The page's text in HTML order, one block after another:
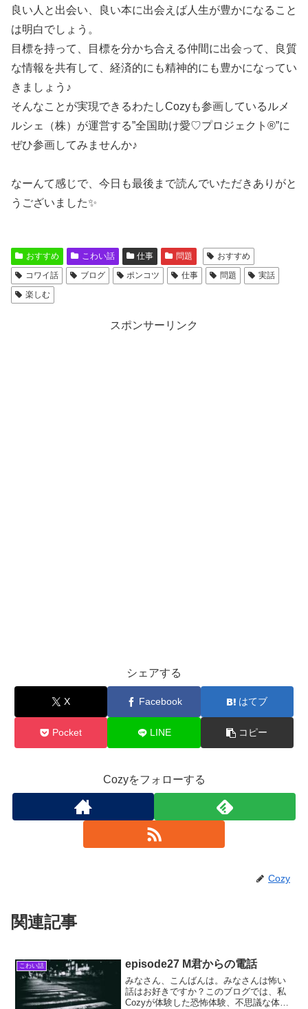
良い人と出会い、良い本に出会えば人生が豊かになること
は明白でしょう。
目標を持って、目標を分かち合える仲間に出会って、良質
な情報を共有して、経済的にも精神的にも豊かになってい
きましょう♪
そんなことが実現できるわたしCozyも参画しているルメ
ルシェ（株）が運営する”全国助け愛♡プロジェクト®️”に
ぜひ参画してみませんか♪
なーんて感じで、今日も最後まで読んでいただきありがと
うございました✨
おすすめ こわい話 仕事 問題
おすすめ
コワイ話
ブログ ポンコツ 仕事 問題
実話
楽しむ
スポンサーリンク
シェアする
X Facebook はてブ
Pocket LINE コピー
Cozyをフォローする
Cozy
関連記事
こわい話 episode27 M君からの電話
みなさん、こんばんは。みなさんは怖い
話はお好きですか？このブログでは、私
Cozyが体験した恐怖体験、不思議な体験